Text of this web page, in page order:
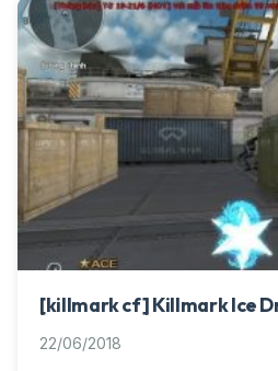
[killmark cf] Killmark Ice
22/06/2018